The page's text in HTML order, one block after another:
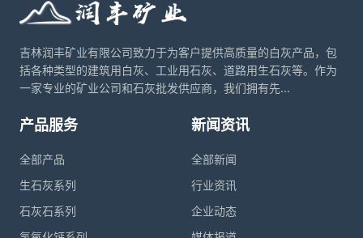
吉林润丰矿业有限公司致力于为客户提供高质量的白灰产品，包
括各种类型的建筑用白灰、工业用石灰、道路用生石灰等。作为
一家专业的矿业公司和石灰批发供应商，我们拥有先...
产品服务
全部产品
生石灰系列
石灰石系列
新闻资讯
全部新闻
行业资讯
企业动态